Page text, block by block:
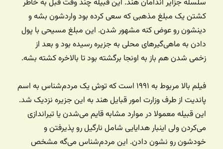
سلسله جزایر آندامان هند. این قبیله چند وقت قبل به خاطر
کشتن یک مبلغ مذهبی که سعی کرده بود واردشون بشه و
دینشون رو عوض کنه مشهور شدن. این مبلغ مسیحی با پول
دادن به ماهی‌گیرهای محلی به جزیره رسیده بود و بعد از
زخمی شدن هم باز به اونجا برگشته بود تا بالاخره کشته بشه.
فیلم بالا مربوط به ۱۹۹۱ است که توش یک مردم‌شناس به اسم
پاندیت از طرف وزارت امور قبایل هند به این جزیره نزدیک شد.
این قبیله معمولا در موارد مشابه قایم می‌شدن یا تیراندازی
می‌کردن ولی اینبار هدایایی شامل نارگیل رو پذیرفتن و
خودشون رو نشون دادن. این مردم‌شناس می‌گه مشخص